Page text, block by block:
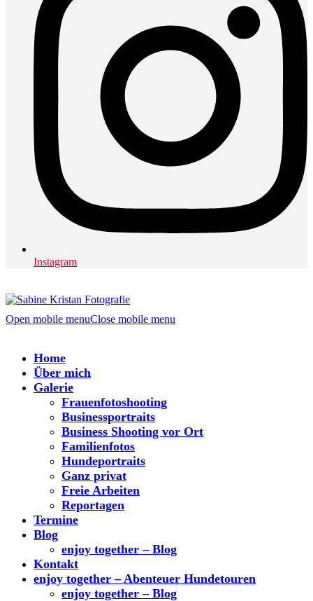
Instagram
Open mobile menuClose mobile menu
Home
Über mich
Galerie
Frauenfotoshooting
Businessportraits
Business Shooting vor Ort
Familienfotos
Hundeportraits
Ganz privat
Freie Arbeiten
Reportagen
Termine
Blog
enjoy together – Blog
Kontakt
enjoy together – Abenteuer Hundetouren
enjoy together – Blog